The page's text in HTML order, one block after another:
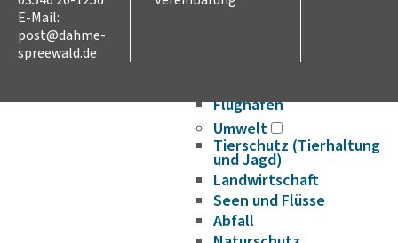
Radverkehr
Flughafen
Umwelt
Tierschutz (Tierhaltung
und Jagd)
Landwirtschaft
Seen und Flüsse
Abfall
E-Mail:
post@dahme-
spreewald.de